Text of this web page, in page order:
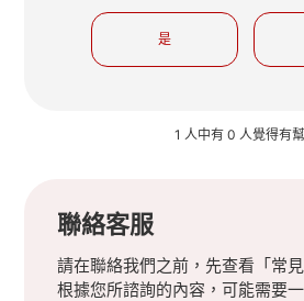
是
1 人中有 0 人覺得有
聯絡客服
請在聯絡我們之前，先查看「常
根據您所諮詢的內容，可能需要